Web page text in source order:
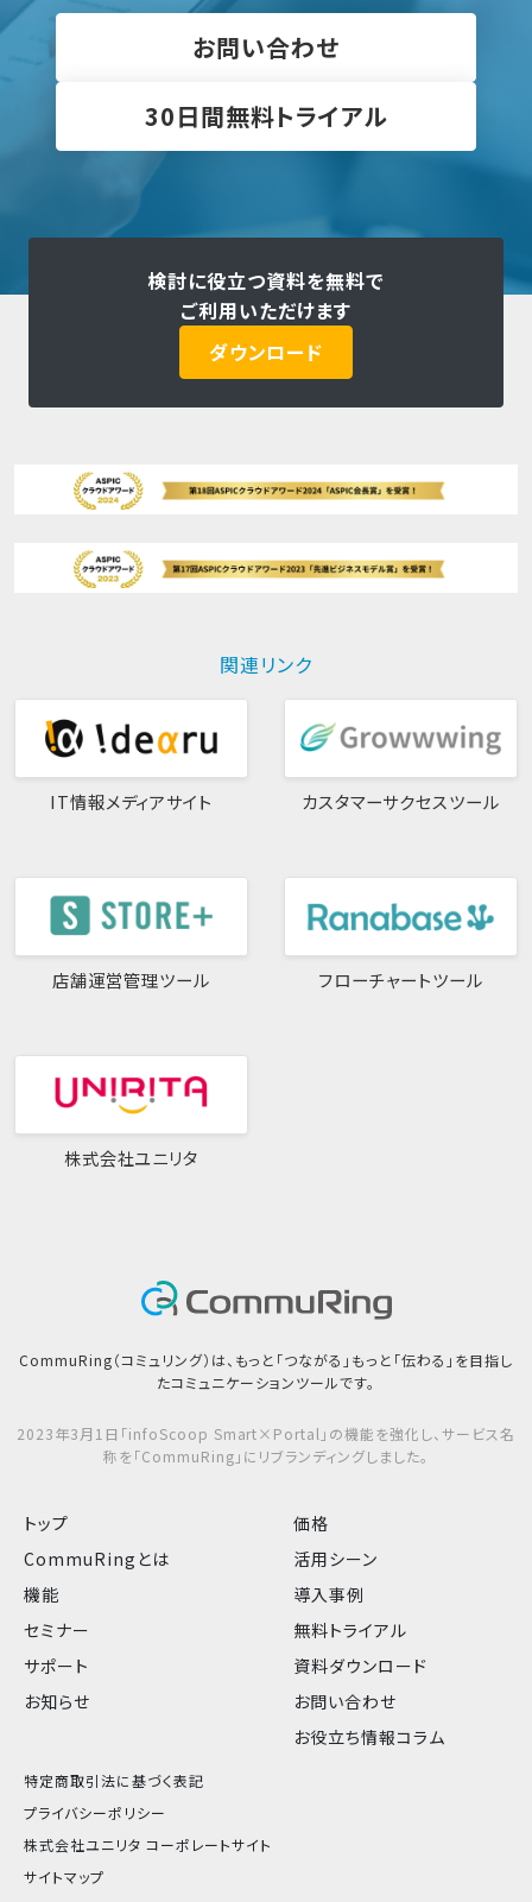
お問い合わせ
30日間無料トライアル
検討に役立つ資料を無料で
ご利用いただけます
ダウンロード
関連リンク
IT情報メディアサイト カスタマーサクセスツール
店舗運営管理ツール フローチャートツール
株式会社ユニリタ
CommuRing（コミュリング）は、もっと「つながる」もっと「伝わる」を目指し
たコミュニケーションツールです。
2023年3月1日「infoScoop Smart×Portal」の機能を強化し、サービス名
称を「CommuRing」にリブランディングしました。
トップ
CommuRingとは
機能
価格
活用シーン
導入事例
セミナー
サポート
お知らせ
無料トライアル
資料ダウンロード
お問い合わせ
お役立ち情報コラム
特定商取引法に基づく表記
プライバシーポリシー
株式会社ユニリタ コーポレートサイト
サイトマップ